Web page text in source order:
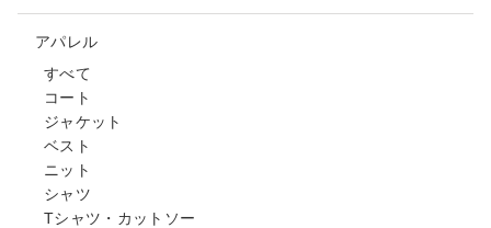
アパレル
すべて
コート
ジャケット
ベスト
ニット
シャツ
Tシャツ・カットソー